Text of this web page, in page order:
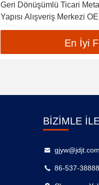
Geri Dönüşümlü Ticari
Yapısı Alışveriş Merkezi
En İyi
BIZIMLE
gjyw@jdjt.com
86-537-